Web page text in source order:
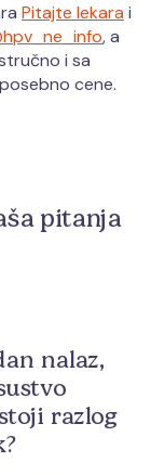
Pitajte lekara i
, a
i sa
cene.
pitanja
nalaz,
razlog